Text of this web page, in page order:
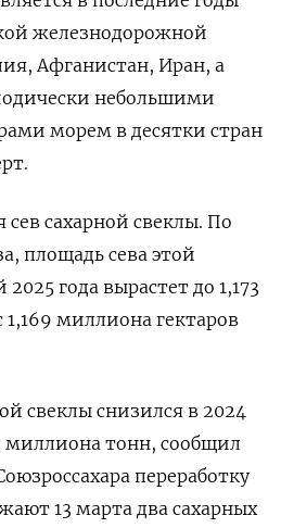
железнодорожной
Афганистан, Иран, а
небольшими
морем в десятки стран
сев сахарной свеклы. По
площадь сева этой
года вырастет до 1,173
миллиона гектаров
свеклы снизился в 2024
миллиона тонн, сообщил
переработку
13 марта два сахарных